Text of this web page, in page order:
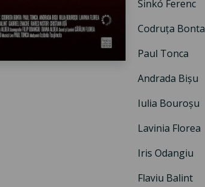
Sinkó Ferenc
Codruța Bonta
Paul Tonca
Andrada Bișu
Iulia Bouroșu
Lavinia Florea
Iris Odangiu
Flaviu Balint